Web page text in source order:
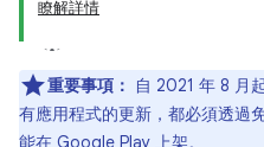
瞭解詳情
重要事項：
自 2021 年 8 月
有應用程式的更新，都必須透過
能在 Google Play 上架。